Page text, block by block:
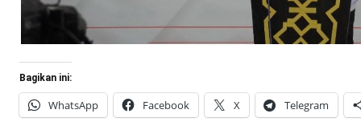
Bagikan ini:
WhatsApp Facebook X Telegram